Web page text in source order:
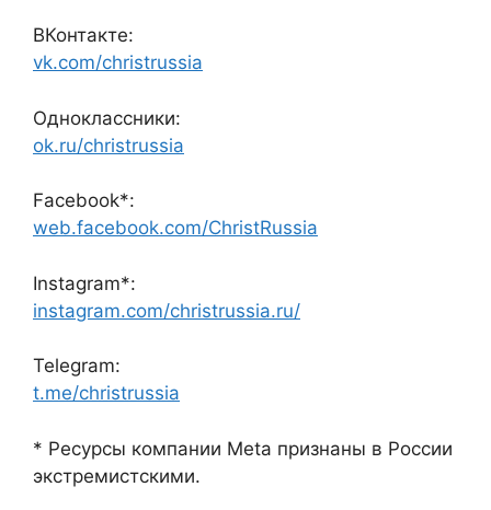
ВКонтакте:
vk.com/christrussia
Одноклассники:
ok.ru/christrussia
Facebook*:
web.facebook.com/ChristRussia
Instagram*:
instagram.com/christrussia.ru/
Telegram:
t.me/christrussia
* Ресурсы компании Meta признаны в России
экстремистскими.